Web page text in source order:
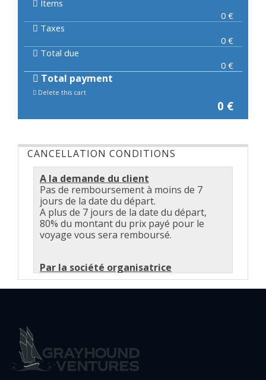
Items
0 €
Taxes
0 €
Total due
0 €
Total payment
Delete this cart
0 €
CANCELLATION CONDITIONS
A la demande du client
Pas de remboursement à moins de 7
jours de la date du départ.
A plus de 7 jours de la date du départ,
80% du montant du prix payé pour le
voyage vous sera remboursé.
Par la société organisatrice
Tant que vous n'avez pas été averti d'une
annulation de la part de la société
Les conditons météorologiques
derminantes dans l'annulation d'une
sortie sont la force du vent ainsi que la